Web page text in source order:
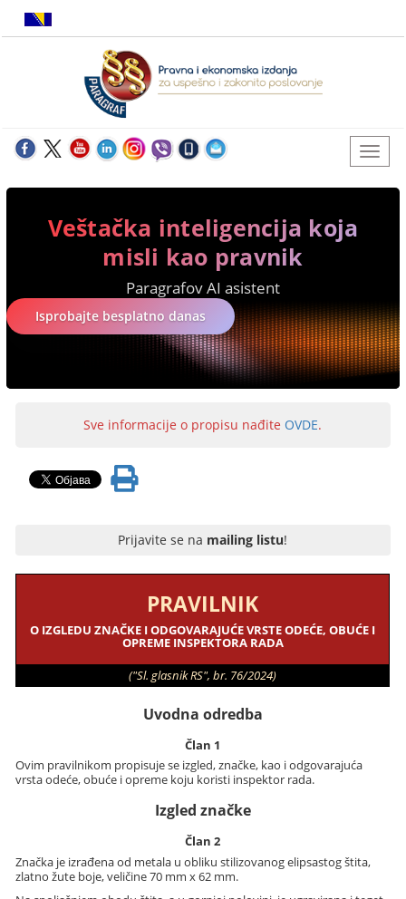
Veštačka inteligencija koja
misli kao pravnik
Paragrafov AI asistent
Isprobajte besplatno danas
Sve informacije o propisu nađite OVDE.
Prijavite se na mailing listu!
PRAVILNIK
O IZGLEDU ZNAČKE I ODGOVARAJUĆE VRSTE ODEĆE, OBUĆE I
OPREME INSPEKTORA RADA
("Sl. glasnik RS", br. 76/2024)
Uvodna odredba
Član 1
Ovim pravilnikom propisuje se izgled, značke, kao i odgovarajuća
vrsta odeće, obuće i opreme koju koristi inspektor rada.
Izgled značke
Član 2
Značka je izrađena od metala u obliku stilizovanog elipsastog štita,
zlatno žute boje, veličine 70 mm x 62 mm.